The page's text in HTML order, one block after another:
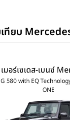
เทียบ
เมอร์เซเดส-เบนซ์
benz EQ G 580
Technology
ปี 2024
G 580 with EQ
ONE